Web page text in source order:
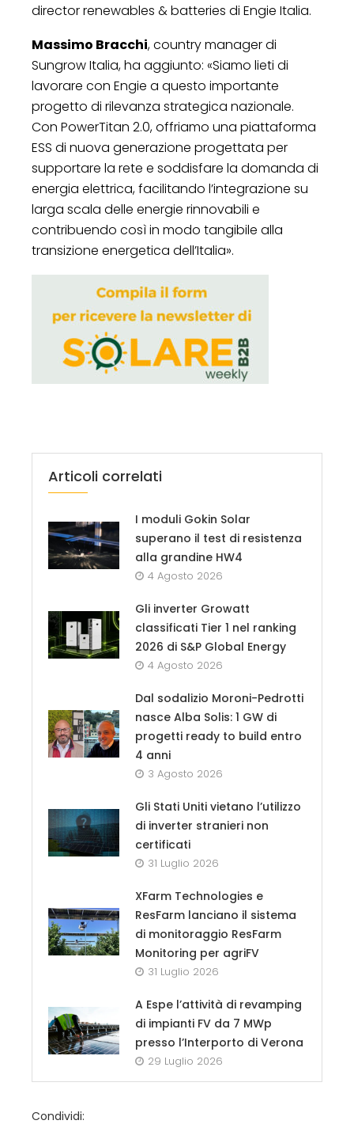
director renewables & batteries di Engie Italia.
Massimo Bracchi, country manager di
Sungrow Italia, ha aggiunto: «Siamo lieti di
lavorare con Engie a questo importante
progetto di rilevanza strategica nazionale.
Con PowerTitan 2.0, offriamo una piattaforma
ESS di nuova generazione progettata per
supportare la rete e soddisfare la domanda di
energia elettrica, facilitando l’integrazione su
larga scala delle energie rinnovabili e
contribuendo così in modo tangibile alla
transizione energetica dell’Italia».
Articoli correlati
I moduli Gokin Solar
superano il test di resistenza
alla grandine HW4
4 Agosto 2026
Gli inverter Growatt
classificati Tier 1 nel ranking
2026 di S&P Global Energy
4 Agosto 2026
Dal sodalizio Moroni-Pedrotti
nasce Alba Solis: 1 GW di
progetti ready to build entro
4 anni
3 Agosto 2026
Gli Stati Uniti vietano l’utilizzo
di inverter stranieri non
certificati
31 Luglio 2026
XFarm Technologies e
ResFarm lanciano il sistema
di monitoraggio ResFarm
Monitoring per agriFV
31 Luglio 2026
A Espe l’attività di revamping
di impianti FV da 7 MWp
presso l’Interporto di Verona
29 Luglio 2026
Condividi: